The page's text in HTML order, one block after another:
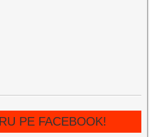
PE FACEBOOK!